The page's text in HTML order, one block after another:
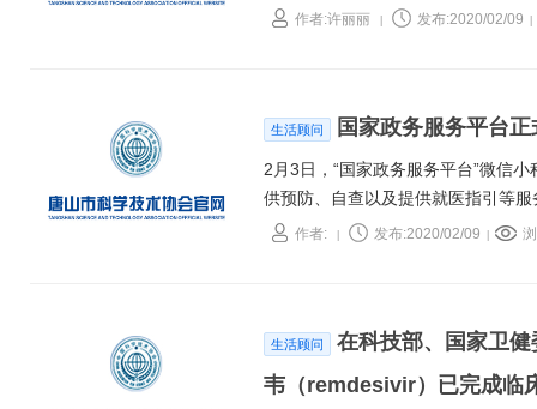
别确诊的，那么在就诊检查过程中
作者:许丽丽 发布:2020/02/09
生活顾问 国家政务服务平台
2月3日，“国家政务服务平台”微信
供预防、自查以及提供就医指引等
作者: 发布:2020/02/09
生活顾问
在科技部、国家卫
韦（remdesivir）已完成临